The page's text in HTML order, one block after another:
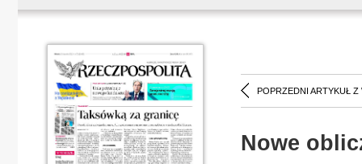
POPRZEDNI ARTYKUŁ Z
Nowe